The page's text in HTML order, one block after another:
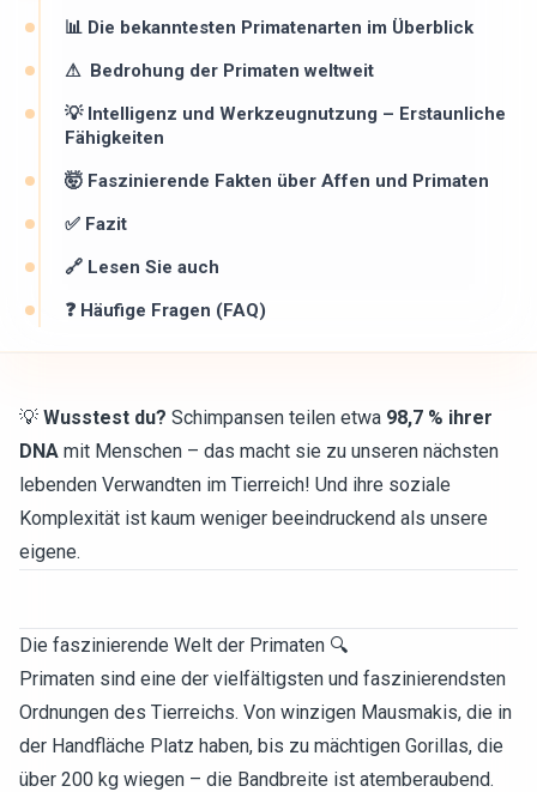
📊 Die bekanntesten Primatenarten im Überblick
⚠ ️ Bedrohung der Primaten weltweit
💡 Intelligenz und Werkzeugnutzung – Erstaunliche
Fähigkeiten
🤯 Faszinierende Fakten über Affen und Primaten
✅ Fazit
🔗 Lesen Sie auch
❓ Häufige Fragen (FAQ)
💡 Wusstest du? Schimpansen teilen etwa 98,7 % ihrer
DNA mit Menschen – das macht sie zu unseren nächsten
lebenden Verwandten im Tierreich! Und ihre soziale
Komplexität ist kaum weniger beeindruckend als unsere
eigene.
Die faszinierende Welt der Primaten 🔍
Primaten sind eine der vielfältigsten und faszinierendsten
Ordnungen des Tierreichs. Von winzigen Mausmakis, die in
der Handfläche Platz haben, bis zu mächtigen Gorillas, die
über 200 kg wiegen – die Bandbreite ist atemberaubend.